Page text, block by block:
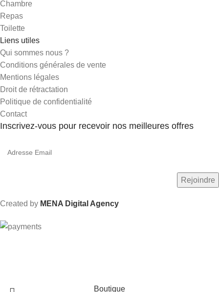
Chambre
Repas
Toilette
Liens utiles
Qui sommes nous ?
Conditions générales de vente
Mentions légales
Droit de rétractation
Politique de confidentialité
Contact
Inscrivez-vous pour recevoir nos meilleures offres
Created by MENA Digital Agency
Boutique